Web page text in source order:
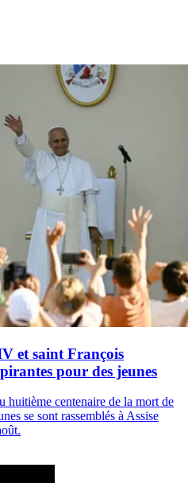
et saint François
pour des jeunes
huitième centenaire de la mort de
se sont rassemblés à Assise